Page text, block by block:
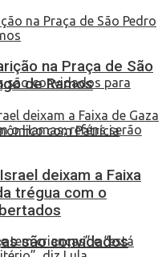
são convidados
na Praça de São
de Ramos
deixam a Faixa
trégua com o